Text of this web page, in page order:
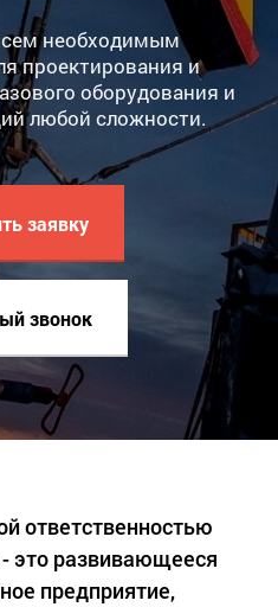
необходимым
проектирования и
оборудования и
любой сложности.
заявку
звонок
ответственностью
это развивающееся
предприятие,